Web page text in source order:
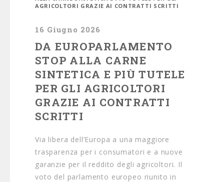
AGRICOLTORI GRAZIE AI CONTRATTI SCRITTI
16 Giugno 2026
DA EUROPARLAMENTO
STOP ALLA CARNE
SINTETICA E PIÙ TUTELE
PER GLI AGRICOLTORI
GRAZIE AI CONTRATTI
SCRITTI
Via libera dell’Europa a una maggiore
trasparenza per i consumatori e a nuove
garanzie per il reddito degli agricoltori. Il
voto del parlamento europeo riunito in